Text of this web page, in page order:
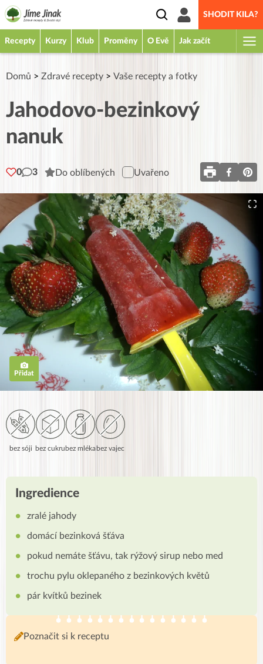
SHODIT KILA?
Recepty Kurzy Klub Proměny O Evě Jak začít
Domů > Zdravé recepty > Vaše recepty a fotky
Jahodovo-bezinkový
nanuk
0 3 Do oblíbených Uvařeno
Přidat
bez sóji bez cukrubez mlékabez vajec
Ingredience
zralé jahody
domácí bezinková šťáva
pokud nemáte šťávu, tak rýžový sirup nebo med
trochu pylu oklepaného z bezinkových květů
pár kvítků bezinek
Poznačit si k receptu